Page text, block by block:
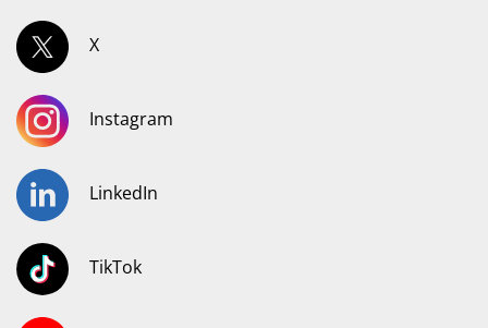
X
Instagram
LinkedIn
TikTok